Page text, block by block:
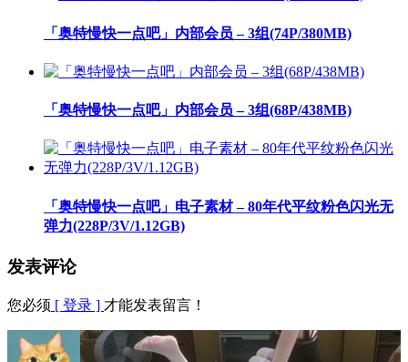
「奥特慢快一点吧」内部会员 – 3组(74P/380MB)
「奥特慢快一点吧」内部会员 – 3组(68P/438MB)
「奥特慢快一点吧」电子素材 – 80年代平纹粉色闪光无
弹力(228P/3V/1.12GB)
发表评论
您必须 [ 登录 ] 才能发表留言！